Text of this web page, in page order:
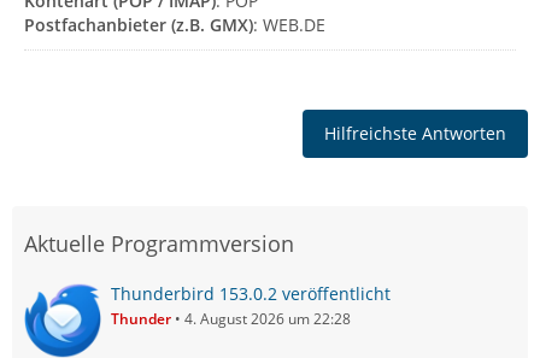
Postfachanbieter (z.B. GMX): WEB.DE
Hilfreichste Antworten
Aktuelle Programmversion
Thunderbird 153.0.2 veröffentlicht
Thunder 4. August 2026 um 22:28